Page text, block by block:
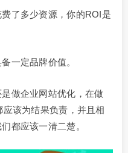
了多少资源，你的ROI是
一定品牌价值。
做企业网站优化，在做
该为结果负责，并且相
都应该一清二楚。